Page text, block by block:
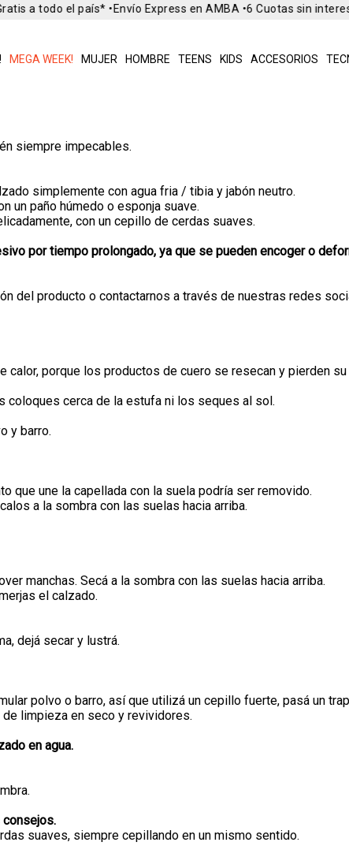
MEGA WEEK! MUJER HOMBRE TEENS KIDS ACCESORIOS
a todo el país* •Envío Express en AMBA •6 Cuotas sin interes
siempre impecables.
simplemente con agua fria / tibia y jabón neutro.
un paño húmedo o esponja suave.
con un cepillo de cerdas suaves.
por tiempo prolongado, ya que se pueden encoger o
del producto o contactarnos a través de nuestras redes
porque los productos de cuero se resecan y pierden
coloques cerca de la estufa ni los seques al sol.
y barro.
que une la capellada con la suela podría ser removido.
a la sombra con las suelas hacia arriba.
manchas. Secá a la sombra con las suelas hacia arriba.
el calzado.
dejá secar y lustrá.
polvo o barro, así que utilizá un cepillo fuerte, pasá un
limpieza en seco y revividores.
en agua.
suaves, siempre cepillando en un mismo sentido.